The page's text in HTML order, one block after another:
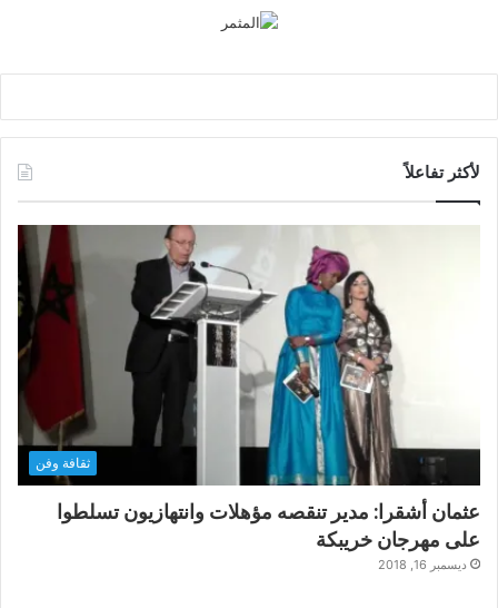
لأكثر تفاعلاً
ثقافة وفن
عثمان أشقرا: مدير تنقصه مؤهلات وانتهازيون تسلطوا
على مهرجان خريبكة
ديسمبر 16, 2018